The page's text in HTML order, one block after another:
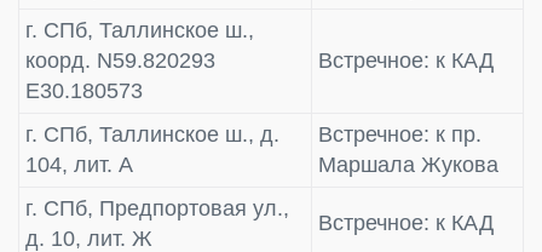
г. СПб, Таллинское ш.,
коорд. N59.820293
E30.180573
Встречное: к КАД
г. СПб, Таллинское ш., д.
104, лит. А
Встречное: к пр.
Маршала Жукова
г. СПб, Предпортовая ул.,
д. 10, лит. Ж
Встречное: к КАД